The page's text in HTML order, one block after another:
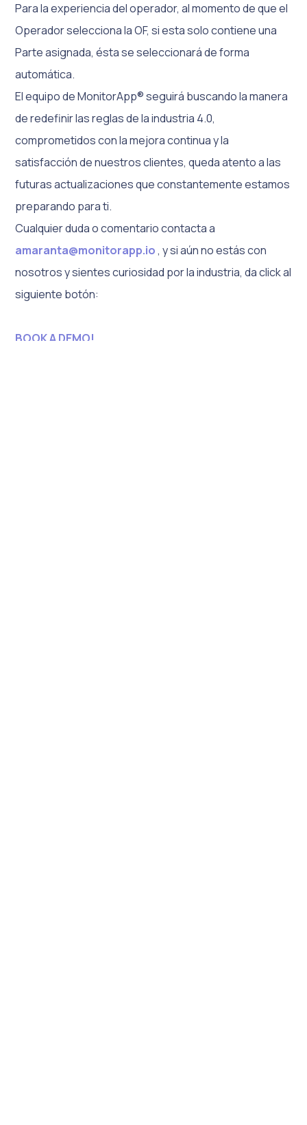
Para la experiencia del operador, al momento de que el
Operador selecciona la OF, si esta solo contiene una
Parte asignada, ésta se seleccionará de forma
automática.
El equipo de MonitorApp® seguirá buscando la manera
de redefinir las reglas de la industria 4.0,
comprometidos con la mejora continua y la
satisfacción de nuestros clientes, queda atento a las
futuras actualizaciones que constantemente estamos
preparando para ti.
Cualquier duda o comentario contacta a
amaranta@monitorapp.io, y si aún no estás con
nosotros y sientes curiosidad por la industria, da click al
siguiente botón:
BOOK A DEMO!